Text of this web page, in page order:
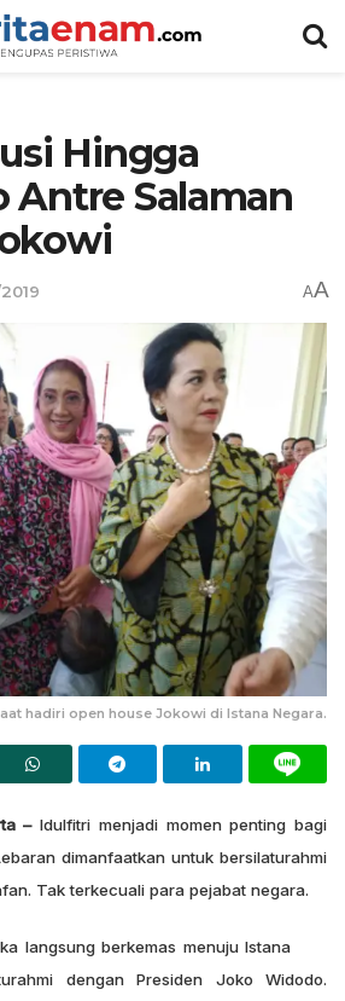
Hingga
Antre Salaman
AA
hadiri open house Jokowi di Istana Negara.
–Idulfitri menjadi momen penting bagi
dimanfaatkan untuk bersilaturahmi
Tak terkecuali para pejabat negara.
langsung berkemas menuju Istana
dengan Presiden Joko Widodo.